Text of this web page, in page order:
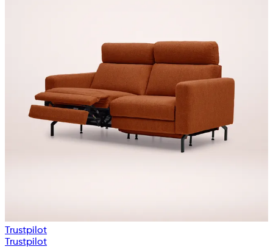
Trustpilot
Trustpilot